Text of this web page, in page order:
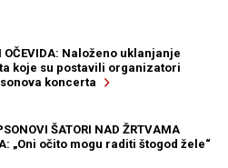
OČEVIDA: Naloženo uklanjanje
koje su postavili organizatori
koncerta
ŠATORI NAD ŽRTVAMA
„Oni očito mogu raditi štogod žele“